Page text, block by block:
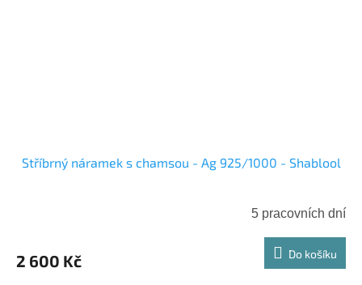
Stříbrný náramek s chamsou - Ag 925/1000 - Shablool
5 pracovních dní
2 600 Kč Do košíku